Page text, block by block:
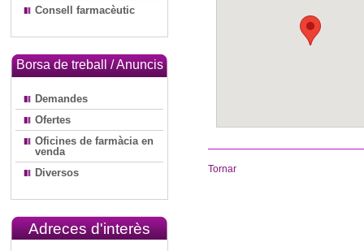
Consell farmacèutic
Borsa de treball / Anuncis
Demandes
Ofertes
Oficines de farmàcia en
venda
Diversos
Adreces d'interès
Tornar